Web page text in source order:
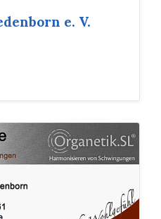
e. V.